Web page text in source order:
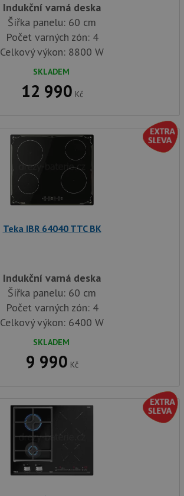
Indukční varná deska
Šířka panelu: 60 cm
Počet varných zón: 4
Celkový výkon: 8800 W
SKLADEM
12 990 Kč
Teka IBR 64040 TTC BK
Indukční varná deska
Šířka panelu: 60 cm
Počet varných zón: 4
Celkový výkon: 6400 W
SKLADEM
9 990 Kč